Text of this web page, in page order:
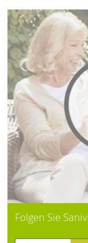
Folgen Sie